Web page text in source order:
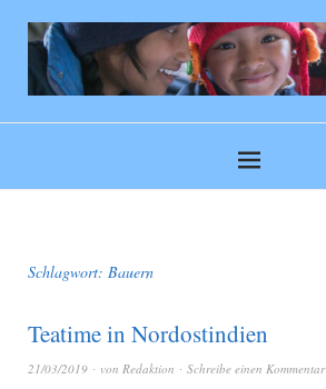
Schlagwort: Bauern
Teatime in Nordostindien
21/03/2019 von Redaktion Schreibe einen Kommentar